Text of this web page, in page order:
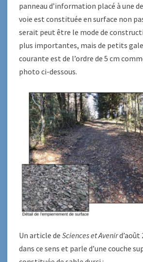
panneau d’information placé à une
voie est constituée en surface non
serait peut être le mode de
plus importantes, mais de petits
courante est de l’ordre de 5 cm
photo ci-dessous.
Un article de Sciences et Avenird’août
dans ce sens et parle d’une couche